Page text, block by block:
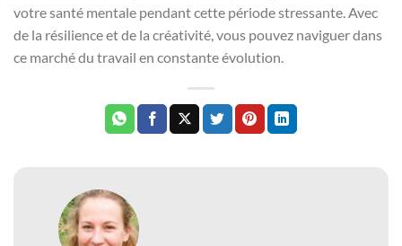
votre santé mentale pendant cette période stressante. Avec
de la résilience et de la créativité, vous pouvez naviguer dans
ce marché du travail en constante évolution.